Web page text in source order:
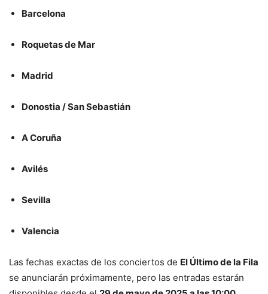
Barcelona
Roquetas de Mar
Madrid
Donostia / San Sebastián
A Coruña
Avilés
Sevilla
Valencia
Las fechas exactas de los conciertos de El Último de la Fila
se anunciarán próximamente, pero las entradas estarán